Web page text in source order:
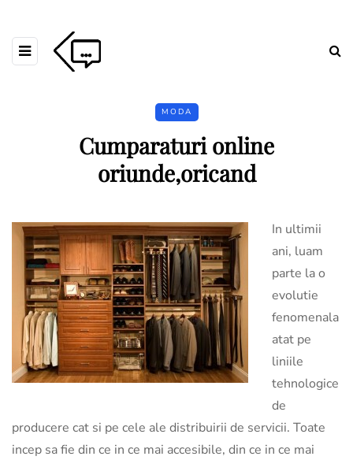
MODA
Cumparaturi online
oriunde,oricand
In ultimii
ani, luam
parte la o
evolutie
fenomenala
atat pe
liniile
tehnologice
de
producere cat si pe cele ale distribuirii de servicii. Toate
incep sa fie din ce in ce mai accesibile, din ce in ce mai